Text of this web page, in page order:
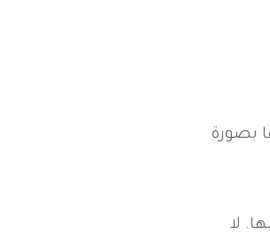
بصورة
فيها. لا